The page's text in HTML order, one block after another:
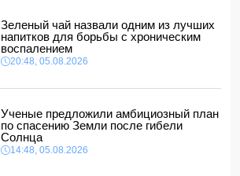
Зеленый чай назвали одним из лучших
напитков для борьбы с хроническим
воспалением
20:48, 05.08.2026
Ученые предложили амбициозный план
по спасению Земли после гибели
Солнца
14:48, 05.08.2026